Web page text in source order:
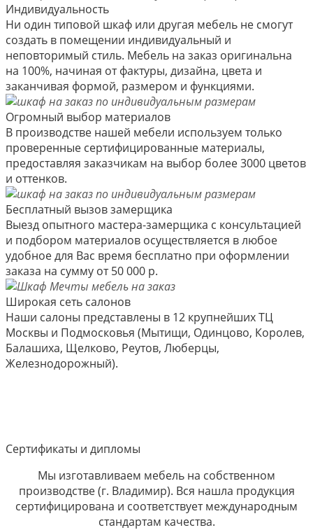
Индивидуальность
Ни один типовой шкаф или другая мебель не смогут
создать в помещении индивидуальный и
неповторимый стиль. Мебель на заказ оригинальна
на 100%, начиная от фактуры, дизайна, цвета и
заканчивая формой, размером и функциями.
Огромный выбор материалов
В производстве нашей мебели используем только
проверенные сертифицированные материалы,
предоставляя заказчикам на выбор более 3000 цветов
и оттенков.
Бесплатный вызов замерщика
Выезд опытного мастера-замерщика с консультацией
и подбором материалов осуществляется в любое
удобное для Вас время бесплатно при оформлении
заказа на сумму от 50 000 р.
Широкая сеть салонов
Наши салоны представлены в 12 крупнейших ТЦ
Москвы и Подмосковья (Мытищи, Одинцово, Королев,
Балашиха, Щелково, Реутов, Люберцы,
Железнодорожный).
Сертификаты и дипломы
Мы изготавливаем мебель на собственном
производстве (г. Владимир). Вся нашла продукция
сертифицирована и соответствует международным
стандартам качества.